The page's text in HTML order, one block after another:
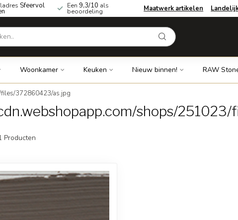
Sfeervol Een 9,3/10 als
beoordeling Maatwerk artikelen
Woonkamer Keuken Nieuw binnen! RAW
372860423/as.jpg
shops/
Producten